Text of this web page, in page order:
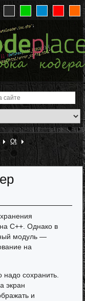
Qt
C++. Однако в
модуль —
на
надо сохранить.
экран
и